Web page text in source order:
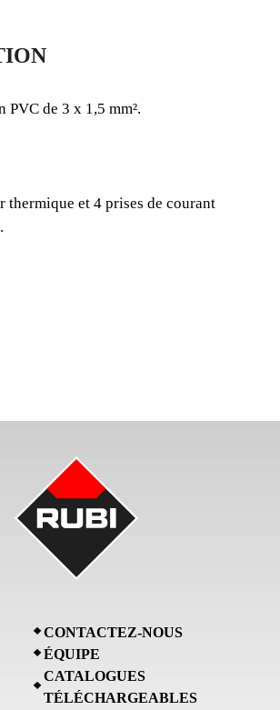
thermique et 4 prises de courant
de 3 x 1,5 mm².
thermique et 4 prises de courant
CONTACTEZ-NOUS
ÉQUIPE
CATALOGUES
TÉLÉCHARGEABLES